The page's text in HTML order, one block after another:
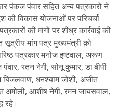
पंकज पंवार सहित अन्य पत्रकारों ने
की विकास योजनाओं पर परिचर्चा
की मांगों पर शीध्र कार्रवाई की
सूत्रीय मांग पत्र मुख्यमंत्री क़ो
पत्रकार मनोज इष्टवाल, अरूण
रतन नेगी, सोनू कुमार, डा बीपी
धनश्याम जोशी, अजीत
अमोली, आशीष नेगी, रमन जायसवाल,
रहे।